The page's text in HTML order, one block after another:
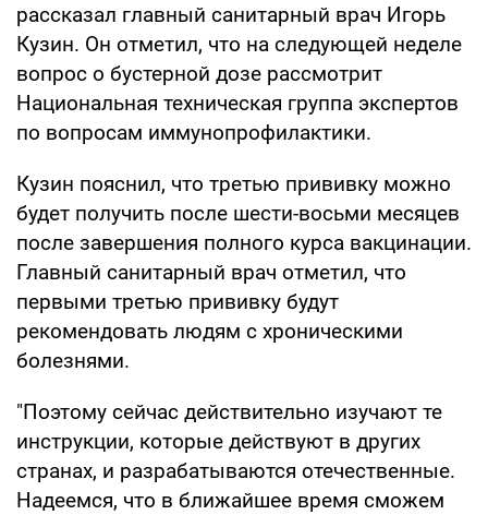
рассказал главный санитарный врач Игорь
Кузин. Он отметил, что на следующей неделе
вопрос о бустерной дозе рассмотрит
Национальная техническая группа экспертов
по вопросам иммунопрофилактики.
Кузин пояснил, что третью прививку можно
будет получить после шести-восьми месяцев
после завершения полного курса вакцинации.
Главный санитарный врач отметил, что
первыми третью прививку будут
рекомендовать людям с хроническими
болезнями.
"Поэтому сейчас действительно изучают те
инструкции, которые действуют в других
странах, и разрабатываются отечественные.
Надеемся, что в ближайшее время сможем